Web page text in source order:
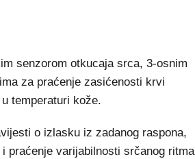
senzorom otkucaja srca, 3-osnim
za praćenje zasićenosti krvi
temperaturi kože.
o izlasku iz zadanog raspona,
praćenje varijabilnosti srčanog ritma